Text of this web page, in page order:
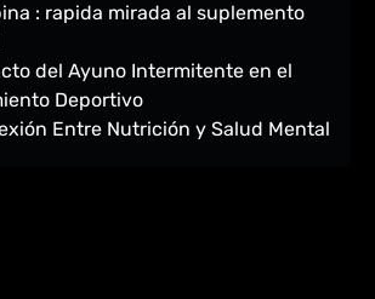
: rapida mirada al suplemento
del Ayuno Intermitente en el
Deportivo
Entre Nutrición y Salud Mental